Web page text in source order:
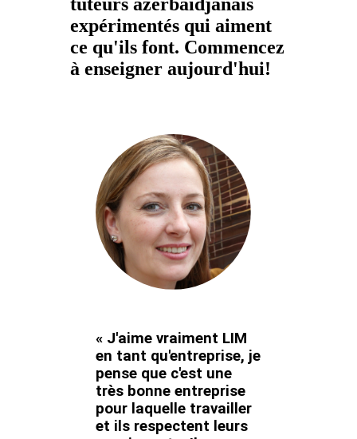
expérimentés qui aiment
ce qu'ils font. Commencez
à enseigner aujourd'hui!
« J'aime vraiment LIM
en tant qu'entreprise, je
pense que c'est une
très bonne entreprise
pour laquelle travailler
et ils respectent leurs